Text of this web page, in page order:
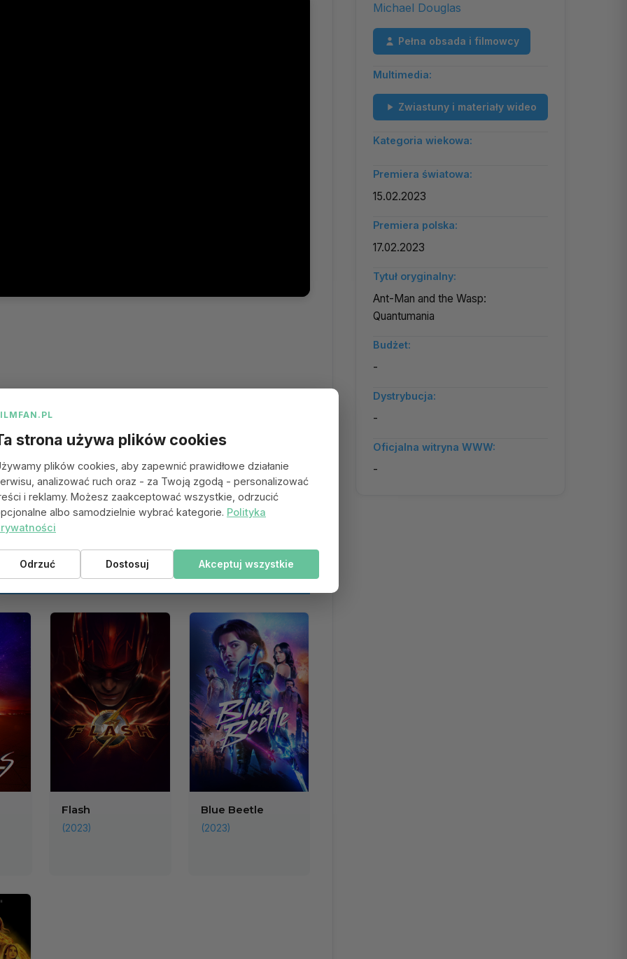
Michael Douglas
Pełna obsada i filmowcy
Multimedia:
Zwiastuny i materiały wideo
Kategoria wiekowa:
Premiera światowa:
15.02.2023
Premiera polska:
17.02.2023
Tytuł oryginalny:
Ant-Man and the Wasp:
Quantumania
Budżet:
-
Dystrybucja:
-
Oficjalna witryna WWW:
-
spodobać
Flash
(2023)
Blue Beetle
(2023)
strona używa plików cookies
plików cookies, aby zapewnić prawidłowe działanie
analizować ruch oraz - za Twoją zgodą - personalizować
i reklamy. Możesz zaakceptować wszystkie, odrzucić
albo samodzielnie wybrać kategorie. Polityka
Odrzuć Dostosuj Akceptuj wszystkie